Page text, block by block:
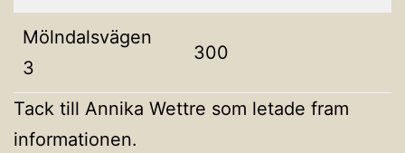
Mölndalsvägen
3
300
Tack till Annika Wettre som letade fram
informationen.